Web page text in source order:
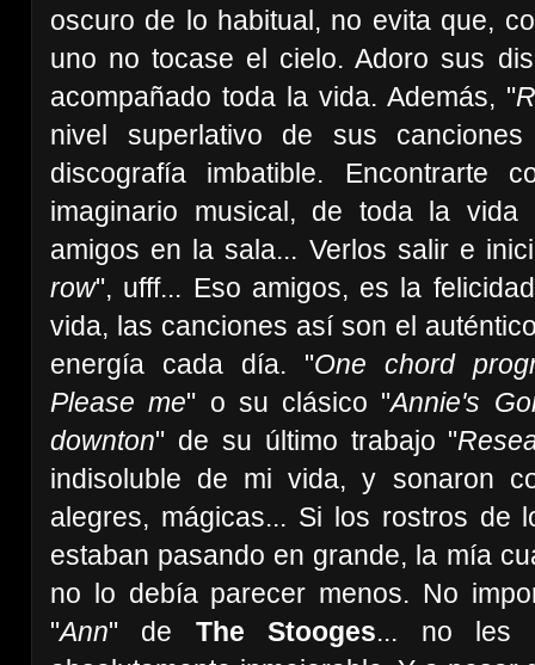
oscuro de lo habitual, no evita que,
uno no tocase el cielo. Adoro sus
acompañado toda la vida. Además, "
nivel superlativo de sus
discografía imbatible. Encontrarte
imaginario musical, de toda la vida
amigos en la sala... Verlos salir e
row", ufff... Eso amigos, es la
vida, las canciones así son el
energía cada día. "One chord
Please me" o su clásico "Annie's
downton" de su último trabajo "
indisoluble de mi vida, y sonaron
alegres, mágicas... Si los rostros de
estaban pasando en grande, la mía
no lo debía parecer menos. No
"Ann" de The Stooges... no les